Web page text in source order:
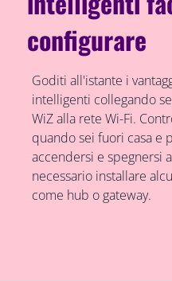
configurare
Goditi all'istante i
intelligenti collegando
WiZ alla rete Wi-Fi.
quando sei fuori casa e
accendersi e spegnersi
necessario installare
come hub o gateway.